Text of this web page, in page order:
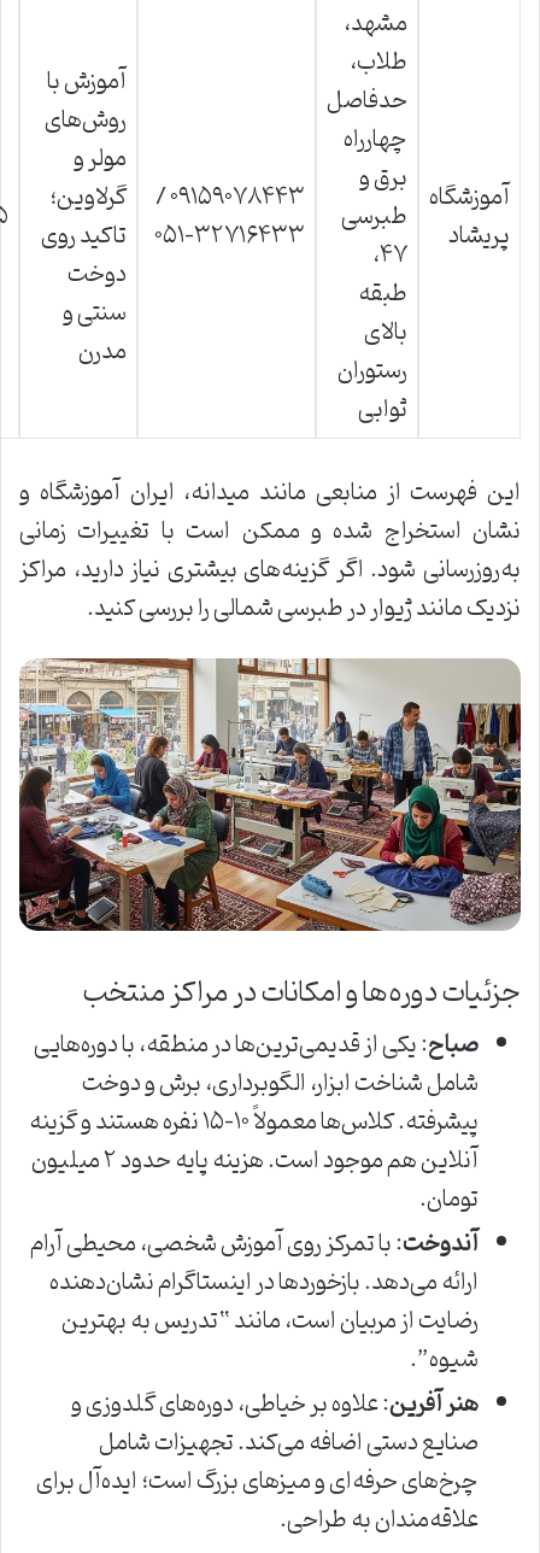
آموزشگاه
پریشاد
مشهد،
طلاب،
حدفاصل
چهارراه
برق و
طبرسی
۴۷،
طبقه
بالای
رستوران
ثوابی
۰۹۱۵۹۰۷۸۴۴۳ /
۰۵۱-۳۲۷۱۶۴۳۳
آموزش با
روش‌های
مولر و
گرلاوین؛
تاکید روی
دوخت
سنتی و
مدرن
این فهرست از منابعی مانند میدانه، ایران آموزشگاه و
نشان استخراج شده و ممکن است با تغییرات زمانی
به‌روزرسانی شود. اگر گزینه‌های بیشتری نیاز دارید، مراکز
نزدیک مانند ژیوار در طبرسی شمالی را بررسی کنید.
جزئیات دوره‌ها و امکانات در مراکز منتخب
صباح: یکی از قدیمی‌ترین‌ها در منطقه، با دوره‌هایی
شامل شناخت ابزار، الگوبرداری، برش و دوخت
پیشرفته. کلاس‌ها معمولاً ۱۰-۱۵ نفره هستند و گزینه
آنلاین هم موجود است. هزینه پایه حدود ۲ میلیون
تومان.
آندوخت: با تمرکز روی آموزش شخصی، محیطی آرام
ارائه می‌دهد. بازخوردها در اینستاگرام نشان‌دهنده
رضایت از مربیان است، مانند “تدریس به بهترین
شیوه”.
هنر آفرین: علاوه بر خیاطی، دوره‌های گلدوزی و
صنایع دستی اضافه می‌کند. تجهیزات شامل
چرخ‌های حرفه‌ای و میزهای بزرگ است؛ ایده‌آل برای
علاقه‌مندان به طراحی.